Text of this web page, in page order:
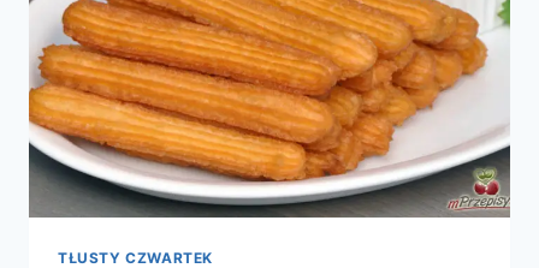
TŁUSTY CZWARTEK